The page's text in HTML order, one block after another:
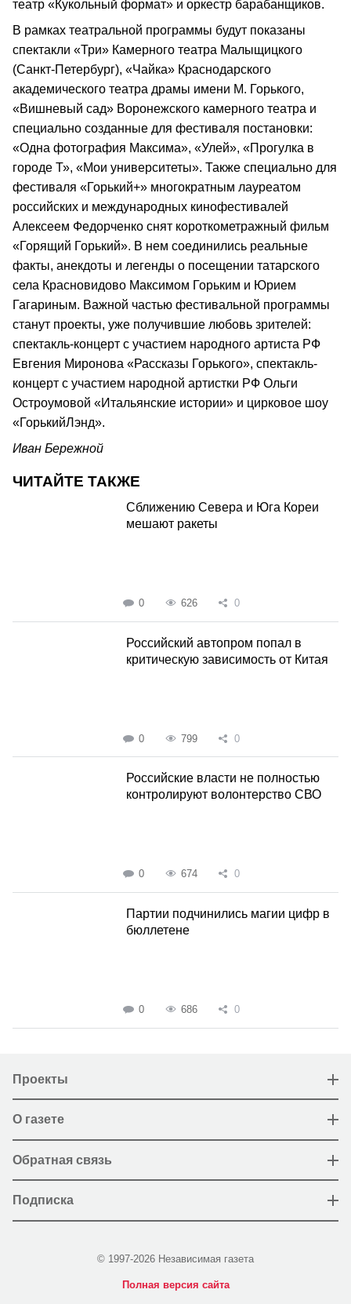
театр «Кукольный формат» и оркестр барабанщиков.
В рамках театральной программы будут показаны
спектакли «Три» Камерного театра Малыщицкого
(Санкт-Петербург), «Чайка» Краснодарского
академического театра драмы имени М. Горького,
«Вишневый сад» Воронежского камерного театра и
специально созданные для фестиваля постановки:
«Одна фотография Максима», «Улей», «Прогулка в
городе Т», «Мои университеты». Также специально для
фестиваля «Горький+» многократным лауреатом
российских и международных кинофестивалей
Алексеем Федорченко снят короткометражный фильм
«Горящий Горький». В нем соединились реальные
факты, анекдоты и легенды о посещении татарского
села Красновидово Максимом Горьким и Юрием
Гагариным. Важной частью фестивальной программы
станут проекты, уже получившие любовь зрителей:
спектакль-концерт с участием народного артиста РФ
Евгения Миронова «Рассказы Горького», спектакль-
концерт с участием народной артистки РФ Ольги
Остроумовой «Итальянские истории» и цирковое шоу
«ГорькийЛэнд».
Иван Бережной
ЧИТАЙТЕ ТАКЖЕ
Сближению Севера и Юга Кореи
мешают ракеты
0 626 0
Российский автопром попал в
критическую зависимость от Китая
0 799 0
Российские власти не полностью
контролируют волонтерство СВО
0 674 0
Партии подчинились магии цифр в
бюллетене
0 686 0
Проекты
О газете
Обратная связь
Подписка
© 1997-2026 Независимая газета
Полная версия сайта